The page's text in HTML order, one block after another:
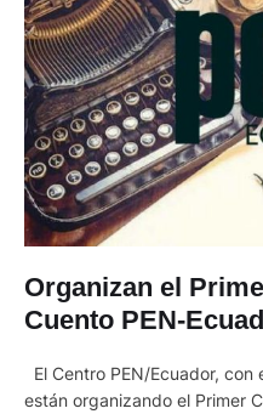
Organizan el
Cuento PEN-
El Centro PEN/Ecuador,
están organizando el Primer